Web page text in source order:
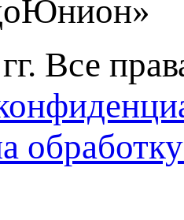
Все